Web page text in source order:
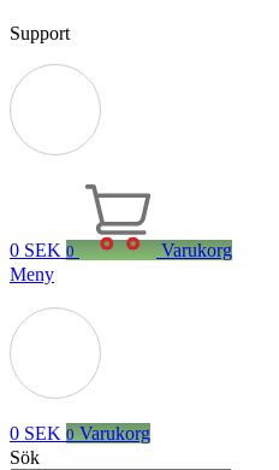
Support
0 SEK 0
Varukorg
Meny
0 SEK 0 Varukorg
Sök